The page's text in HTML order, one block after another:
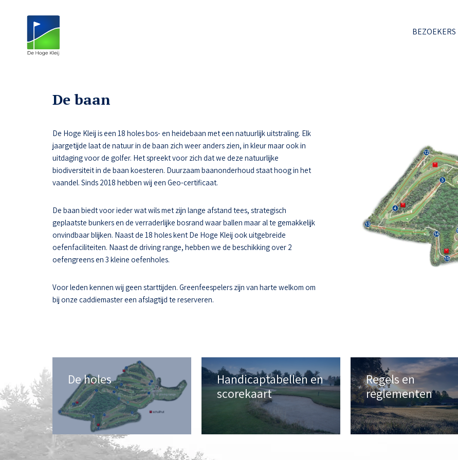
BEZOEKERS
De baan
De Hoge Kleij is een 18 holes bos- en heidebaan met een natuurlijk uitstraling. Elk
jaargetijde laat de natuur in de baan zich weer anders zien, in kleur maar ook in
uitdaging voor de golfer. Het spreekt voor zich dat we deze natuurlijke
biodiversiteit in de baan koesteren. Duurzaam baanonderhoud staat hoog in het
vaandel. Sinds 2018 hebben wij een Geo-certificaat.
De baan biedt voor ieder wat wils met zijn lange afstand tees, strategisch
geplaatste bunkers en de verraderlijke bosrand waar ballen maar al te gemakkelijk
onvindbaar blijken. Naast de 18 holes kent De Hoge Kleij ook uitgebreide
oefenfaciliteiten. Naast de driving range, hebben we de beschikking over 2
oefengreens en 3 kleine oefenholes.
Voor leden kennen wij geen starttijden. Greenfeespelers zijn van harte welkom om
bij onze caddiemaster een afslagtijd te reserveren.
De holes
Handicaptabellen en
scorekaart
Regels en
reglementen